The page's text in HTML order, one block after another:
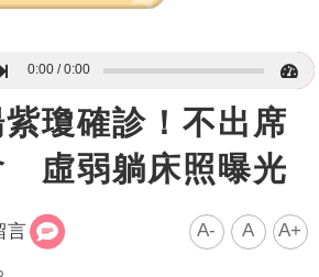
0:00 0:00
瓊確診！不出席
虛弱躺床照曝光
言 A- A A+